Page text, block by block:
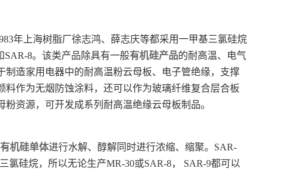
年上海树脂厂徐志鸿、薛志庆等都采用一甲基三氯硅烷
8。该类产品除具有一般有机硅产品的耐高温、电气
造家用电器中的耐高温粉云母板、电子管绝缘，支撑
作为无烟防蚀涂料，还可以作为玻璃纤维复合层合板
资源，可开发成系列耐高温绝缘云母板制品。
有机硅单体进行水解、醇解同时进行浓缩、缩聚。SAR-
氯硅烷，所以无论生产MR-30或SAR-8， SAR-9都可以